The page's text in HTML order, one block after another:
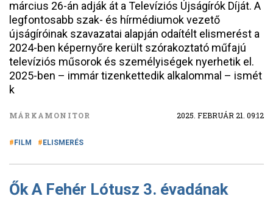
március 26-án adják át a Televíziós Újságírók Díját. A
legfontosabb szak- és hírmédiumok vezető
újságíróinak szavazatai alapján odaítélt elismerést a
2024-ben képernyőre került szórakoztató műfajú
televíziós műsorok és személyiségek nyerhetik el.
2025-ben – immár tizenkettedik alkalommal – ismét
k
MÁRKAMONITOR 2025. FEBRUÁR 21. 09:12
FILM ELISMERÉS
Ők A Fehér Lótusz 3. évadának